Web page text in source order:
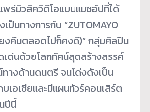
พร่มิวสิควิดีโอแบบแมชอัปที่ได้
ป็นทางการกับ “ZUTOMAYO
ยงคืนตลอดไปก็คงดี)” กลุ่มศิลปิน
ด่นด้วยโลกทัศน์สุดสร้างสรรค์
างด้านดนตรี จนโด่งดังเป็น
บเอเชียและมีแผนทัวร์คอนเสิร์ต
ปีนี้